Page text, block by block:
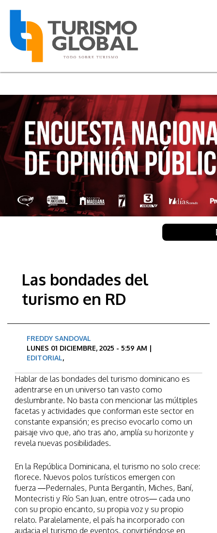
Las bondades del
turismo en RD
FREDDY SANDOVAL
LUNES 01 DICIEMBRE, 2025 - 5:59 AM |
EDITORIAL,
Hablar de las bondades del turismo dominicano es
adentrarse en un universo tan vasto como
deslumbrante. No basta con mencionar las múltiples
facetas y actividades que conforman este sector en
constante expansión; es preciso evocarlo como un
paisaje vivo que, año tras año, amplía su horizonte y
revela nuevas posibilidades.
En la República Dominicana, el turismo no solo crece:
florece. Nuevos polos turísticos emergen con
fuerza —Pedernales, Punta Bergantín, Miches, Baní,
Montecristi y Río San Juan, entre otros— cada uno
con su propio encanto, su propia voz y su propio
relato. Paralelamente, el país ha incorporado con
audacia el turismo de eventos, convirtiéndose en